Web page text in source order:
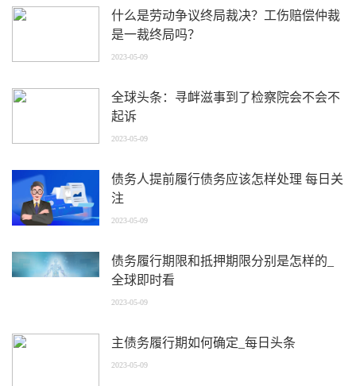
什么是劳动争议终局裁决？工伤赔偿仲裁
是一裁终局吗？
2023-05-09
全球头条：寻衅滋事到了检察院会不会不
起诉
2023-05-09
债务人提前履行债务应该怎样处理 每日关
注
2023-05-09
债务履行期限和抵押期限分别是怎样的_
全球即时看
2023-05-09
主债务履行期如何确定_每日头条
2023-05-09